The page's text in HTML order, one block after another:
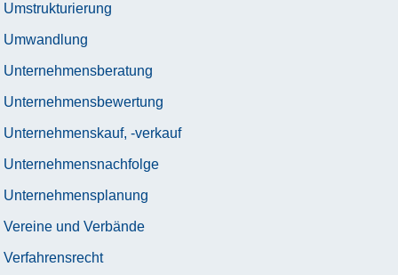
Umstrukturierung
Umwandlung
Unternehmensberatung
Unternehmensbewertung
Unternehmenskauf, -verkauf
Unternehmensnachfolge
Unternehmensplanung
Vereine und Verbände
Verfahrensrecht